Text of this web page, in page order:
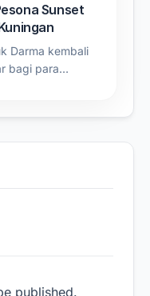
Sunset
Darma kembali
bagi para…
published.